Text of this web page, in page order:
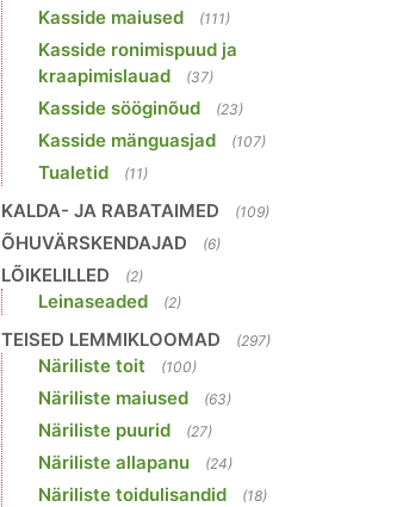
Kasside maiused (111)
Kasside ronimispuud ja
kraapimislauad
(37)
Kasside sööginõud (23)
Kasside mänguasjad (107)
Tualetid (11)
KALDA- JA RABATAIMED (109)
ÕHUVÄRSKENDAJAD (6)
LÕIKELILLED (2)
Leinaseaded (2)
TEISED LEMMIKLOOMAD (297)
Näriliste toit (100)
Näriliste maiused (63)
Näriliste puurid (27)
Näriliste allapanu (24)
Näriliste toidulisandid (18)